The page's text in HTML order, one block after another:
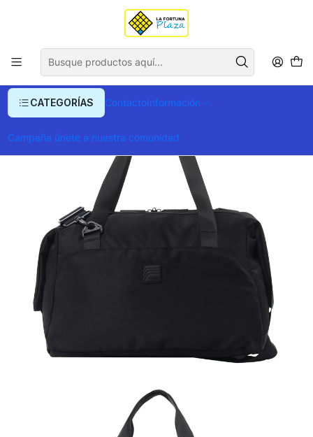
CATEGORÍAS ContactoInformación
Campaña únete a nuestra comunidad
Envío gratis para compras superiores a $ 400.000
Morrales y Portafolios Morrales Tulas Tula Totto Weekender M